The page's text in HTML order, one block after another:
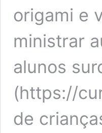
origami e
ministrar
alunos
(https://
de